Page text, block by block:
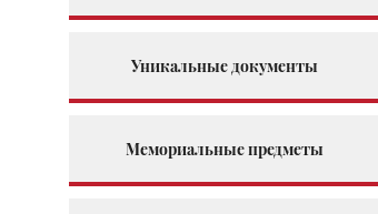
Уникальные документы
Мемориальные предметы